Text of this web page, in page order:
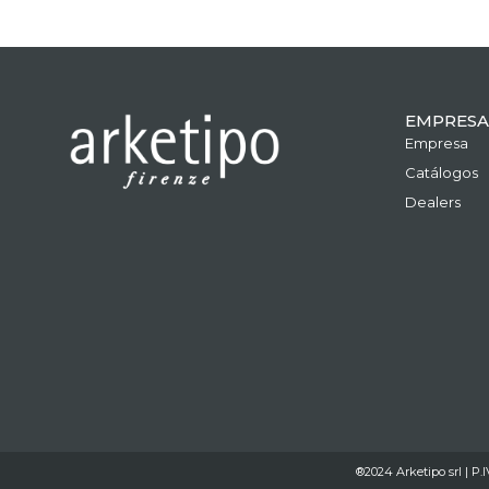
EMPRESA
Empresa
Catálogos
Dealers
®2024 Arketipo srl |